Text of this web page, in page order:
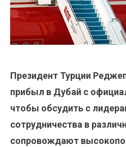
Президент Турции
прибыл в Дубай с
чтобы обсудить с
сотрудничества в
сопровождают